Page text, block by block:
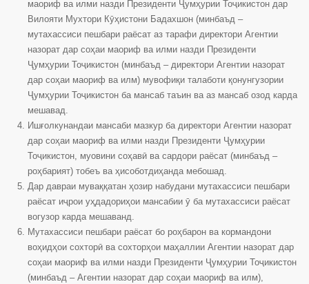
маориф ва илми назди Президенти Ҷумҳурии Тоҷикистон дар
Вилояти Мухтори Кӯҳистони Бадахшон (минбаъд –
мутахассиси пешбари раёсат аз тарафи директори Агентии
назорат дар соҳаи маориф ва илми назди Президенти
Ҷумҳурии Тоҷикистон (минбаъд – директори Агентии назорат
дар соҳаи маориф ва илм) мувофиқи талаботи қонунгузории
Ҷумҳурии Тоҷикистон ба мансаб таъин ва аз мансаб озод карда
мешавад.
Ишғолкунандаи мансаби мазкур ба директори Агентии назорат
дар соҳаи маориф ва илми назди Президенти Ҷумҳурии
Тоҷикистон, муовини соҳавӣ ва сардори раёсат (минбаъд –
роҳбарият) тобеъ ва ҳисоботдиҳанда мебошад.
Дар давраи муваққатан ҳозир набудани мутахассиси пешбари
раёсат иҷрои уҳдадориҳои мансабии ӯ ба мутахассиси раёсат
вогузор карда мешаванд.
Мутахассиси пешбари раёсат бо роҳбарон ва кормандони
воҳидҳои сохторӣ ва сохторҳои маҳаллии Агентии назорат дар
соҳаи маориф ва илми назди Президенти Ҷумҳурии Тоҷикистон
(минбаъд – Агентии назорат дар соҳаи маориф ва илм),